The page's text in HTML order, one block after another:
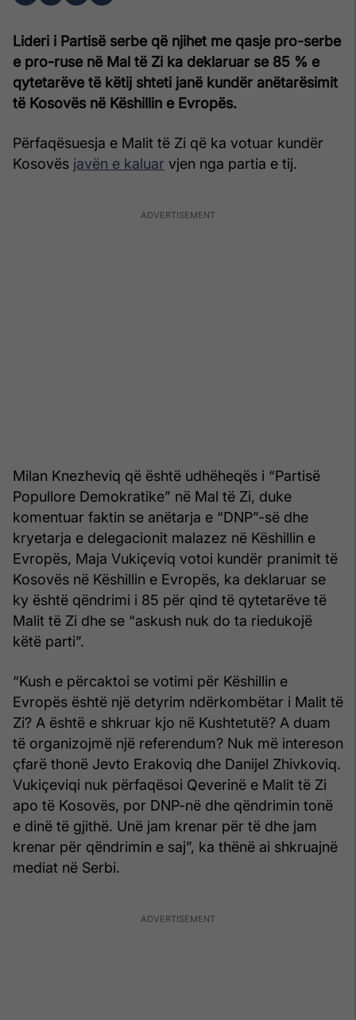
Lideri i Partisë serbe që njihet me qasje pro-serbe
e pro-ruse në Mal të Zi ka deklaruar se 85 % e
qytetarëve të këtij shteti janë kundër anëtarësimit
të Kosovës në Këshillin e Evropës.
Përfaqësuesja e Malit të Zi që ka votuar kundër
Kosovës javën e kaluar vjen nga partia e tij.
Milan Knezheviq që është udhëheqës i “Partisë
Popullore Demokratike” në Mal të Zi, duke
komentuar faktin se anëtarja e “DNP”-së dhe
kryetarja e delegacionit malazez në Këshillin e
Evropës, Maja Vukiçeviq votoi kundër pranimit të
Kosovës në Këshillin e Evropës, ka deklaruar se
ky është qëndrimi i 85 për qind të qytetarëve të
Malit të Zi dhe se “askush nuk do ta riedukojë
këtë parti”.
“Kush e përcaktoi se votimi për Këshillin e
Evropës është një detyrim ndërkombëtar i Malit të
Zi? A është e shkruar kjo në Kushtetutë? A duam
të organizojmë një referendum? Nuk më intereson
çfarë thonë Jevto Erakoviq dhe Danijel Zhivkoviq.
Vukiçeviqi nuk përfaqësoi Qeverinë e Malit të Zi
apo të Kosovës, por DNP-në dhe qëndrimin tonë
e dinë të gjithë. Unë jam krenar për të dhe jam
krenar për qëndrimin e saj”, ka thënë ai shkruajnë
mediat në Serbi.